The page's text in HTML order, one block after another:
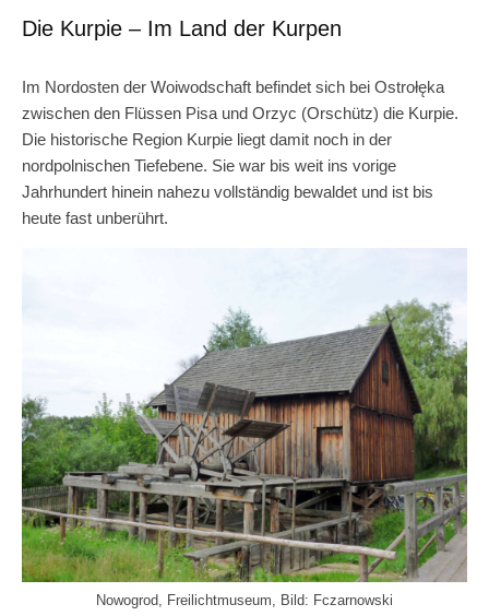
Die Kurpie – Im Land der Kurpen
Im Nordosten der Woiwodschaft befindet sich bei Ostrołęka
zwischen den Flüssen Pisa und Orzyc (Orschütz) die Kurpie.
Die historische Region Kurpie liegt damit noch in der
nordpolnischen Tiefebene. Sie war bis weit ins vorige
Jahrhundert hinein nahezu vollständig bewaldet und ist bis
heute fast unberührt.
Nowogrod, Freilichtmuseum, Bild: Fczarnowski